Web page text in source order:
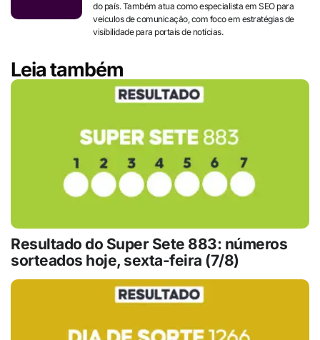
do país. Também atua como especialista em SEO para
veículos de comunicação, com foco em estratégias de
visibilidade para portais de notícias.
Leia também
Resultado do Super Sete 883: números
sorteados hoje, sexta-feira (7/8)